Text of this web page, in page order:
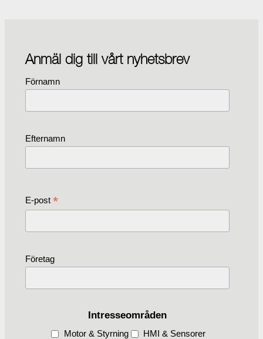
Anmäl dig till vårt nyhetsbrev
Förnamn
Efternamn
E-post *
Företag
Intresseområden
Motor & Styrning
HMI & Sensorer